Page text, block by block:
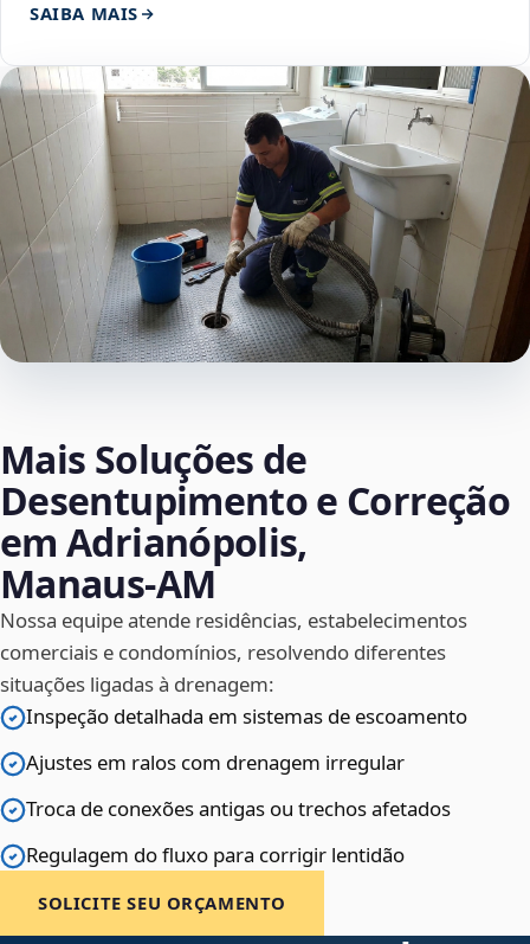
SAIBA MAIS
Mais Soluções de
Desentupimento e Correção
em Adrianópolis,
Manaus‑AM
Nossa equipe atende residências, estabelecimentos
comerciais e condomínios, resolvendo diferentes
situações ligadas à drenagem:
Inspeção detalhada em sistemas de escoamento
Ajustes em ralos com drenagem irregular
Troca de conexões antigas ou trechos afetados
Regulagem do fluxo para corrigir lentidão
SOLICITE SEU ORÇAMENTO